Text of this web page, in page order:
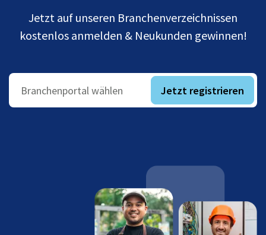
Jetzt auf unseren Branchenverzeichnissen
kostenlos anmelden & Neukunden gewinnen!
Branchenportal wählen Jetzt registrieren